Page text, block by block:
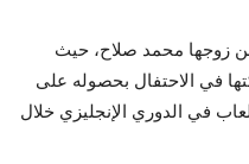
زوجها محمد صلاح، حيث
في الاحتفال بحصوله على
في الدوري الإنجليزي خلال